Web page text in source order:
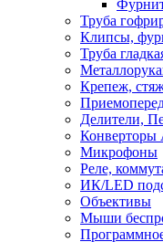
Труба
Клипсы,
Труба
Крепеж,
Делители,
Микрофоны
Реле,
ИК/LED
Объективы
Мыши